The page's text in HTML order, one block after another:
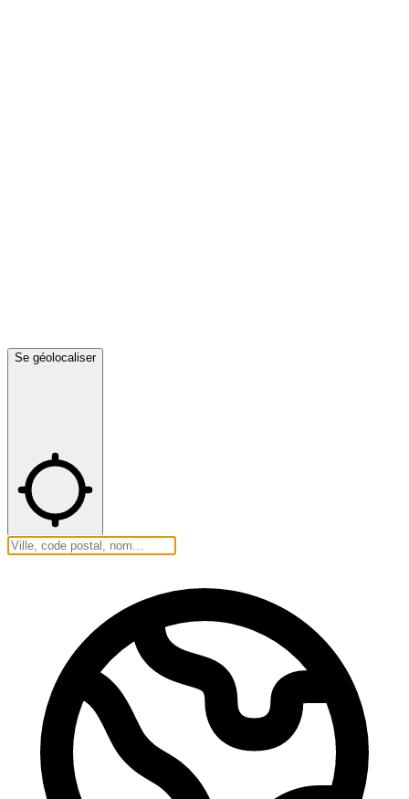
Se géolocaliser